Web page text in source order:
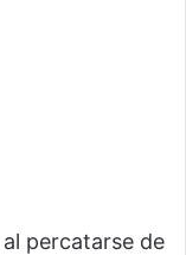
percatarse de